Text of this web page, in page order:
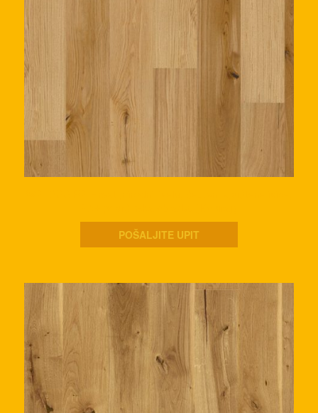
POŠALJITE UPIT